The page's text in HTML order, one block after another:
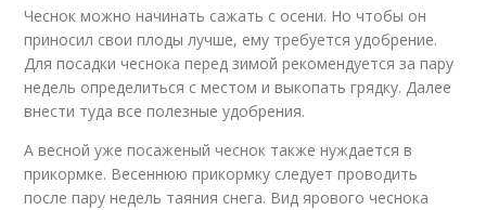
Чеснок можно начинать сажать с осени. Но чтобы он
приносил свои плоды лучше, ему требуется удобрение.
Для посадки чеснока перед зимой рекомендуется за пару
недель определиться с местом и выкопать грядку. Далее
внести туда все полезные удобрения.
А весной уже посаженый чеснок также нуждается в
прикормке. Весеннюю прикормку следует проводить
после пару недель таяния снега. Вид ярового чеснока